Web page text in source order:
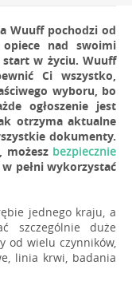
Wuuff pochodzi od
opiece nad swoimi
start w życiu. Wuuff
Ci wszystko,
wyboru, bo
ogłoszenie jest
otrzyma aktualne
dokumenty.
możesz bezpiecznie
pełni wykorzystać
jednego kraju, a
szczególnie duże
od wielu czynników,
linia krwi, badania